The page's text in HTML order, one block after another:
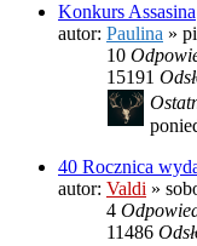
Konkurs Assasina
autor: Paulina »
10
15191
40 Rocznica
autor: Valdi »
4
11486